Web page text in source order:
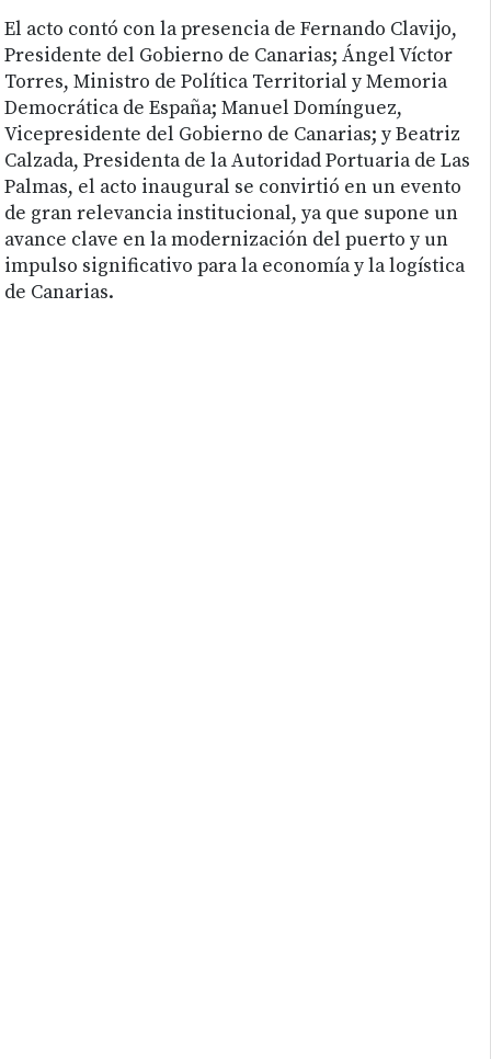
El acto contó con la presencia de Fernando Clavijo,
Presidente del Gobierno de Canarias; Ángel Víctor
Torres, Ministro de Política Territorial y Memoria
Democrática de España; Manuel Domínguez,
Vicepresidente del Gobierno de Canarias; y Beatriz
Calzada, Presidenta de la Autoridad Portuaria de Las
Palmas, el acto inaugural se convirtió en un evento
de gran relevancia institucional, ya que supone un
avance clave en la modernización del puerto y un
impulso significativo para la economía y la logística
de Canarias.